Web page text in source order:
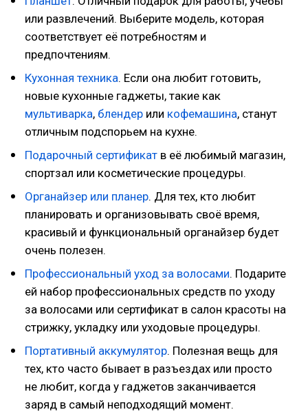
или развлечений. Выберите модель, которая
соответствует её потребностям и
предпочтениям.
Кухонная техника. Если она любит готовить,
новые кухонные гаджеты, такие как
мультиварка, блендер или кофемашина, станут
отличным подспорьем на кухне.
Подарочный сертификат в её любимый магазин,
спортзал или косметические процедуры.
Органайзер или планер. Для тех, кто любит
планировать и организовывать своё время,
красивый и функциональный органайзер будет
очень полезен.
Профессиональный уход за волосами. Подарите
ей набор профессиональных средств по уходу
за волосами или сертификат в салон красоты на
стрижку, укладку или уходовые процедуры.
Портативный аккумулятор. Полезная вещь для
тех, кто часто бывает в разъездах или просто
не любит, когда у гаджетов заканчивается
заряд в самый неподходящий момент.